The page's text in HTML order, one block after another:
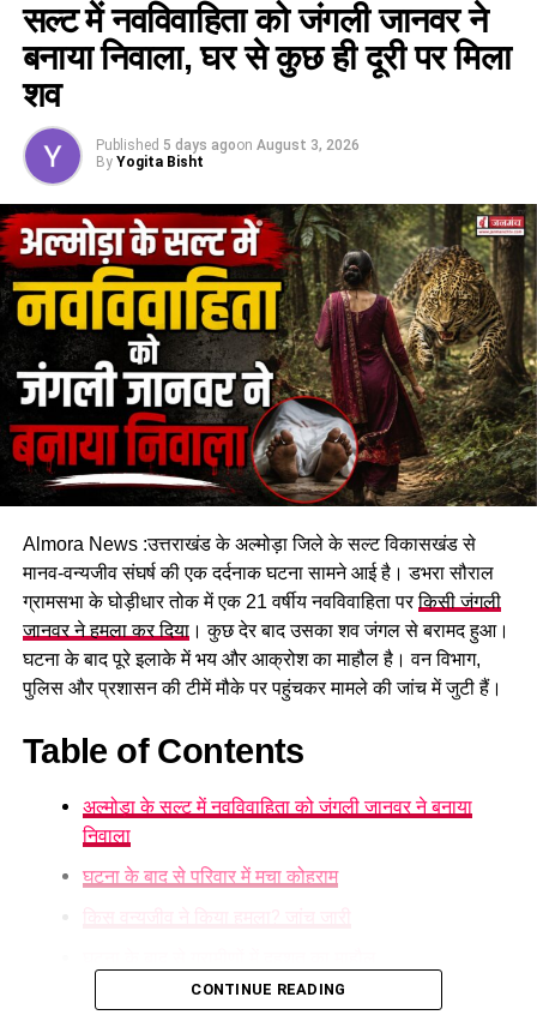
टिहरी 24
ऊधमसिंहनगर
उत्तरकाशी
#uttarkashi, #tihri, #rudrapur, #champawat, #almora,
#chamoli, #rudraprayag, #cmdhami,
सल्ट में नवविवाहिता को जंगली जानवर ने
बनाया निवाला, घर से कुछ ही दूरी पर मिला
शव
Published 5 days agoon August 3, 2026
By Yogita Bisht
Almora News :उत्तराखंड के अल्मोड़ा जिले के सल्ट विकासखंड से
मानव-वन्यजीव संघर्ष की एक दर्दनाक घटना सामने आई है। डभरा सौराल
ग्रामसभा के घोड़ीधार तोक में एक 21 वर्षीय नवविवाहिता परकिसी जंगली
जानवर ने हमला कर दिया। कुछ देर बाद उसका शव जंगल से बरामद हुआ।
घटना के बाद पूरे इलाके में भय और आक्रोश का माहौल है। वन विभाग,
पुलिस और प्रशासन की टीमें मौके पर पहुंचकर मामले की जांच में जुटी हैं।
Table of Contents
अल्मोड़ा के सल्ट में नवविवाहिता को जंगली जानवर ने बनाया
निवाला
घटना के बाद से परिवार में मचा कोहराम
किस वन्यजीव ने किया हमला? जांच जारी
अल्मोड़ा के सल्ट में नवविवाहिता को जंगली
CONTINUE READING